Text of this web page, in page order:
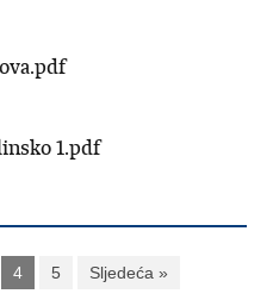
1.pdf
4 5 Sljedeća »